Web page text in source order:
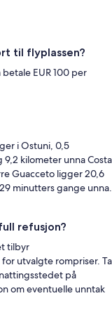
til flyplassen?
EUR 100 per
i Ostuni, 0,5
kilometer unna Costa
Guacceto ligger 20,6
minutters gange unna.
refusjon?
tilbyr
utvalgte rompriser. Ta
på
om eventuelle unntak